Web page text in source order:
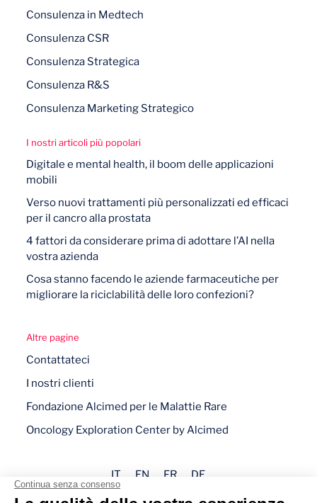
Consulenza in Medtech
Consulenza CSR
Consulenza Strategica
Consulenza R&S
Consulenza Marketing Strategico
I nostri articoli più popolari
Digitale e mental health, il boom delle applicazioni
mobili
Verso nuovi trattamenti più personalizzati ed efficaci
per il cancro alla prostata
4 fattori da considerare prima di adottare l’AI nella
vostra azienda
Cosa stanno facendo le aziende farmaceutiche per
migliorare la riciclabilità delle loro confezioni?
Altre pagine
Contattateci
I nostri clienti
Fondazione Alcimed per le Malattie Rare
Oncology Exploration Center by Alcimed
IT EN FR DE